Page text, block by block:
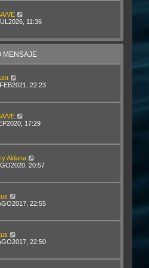
VE
11:36
MENSAJE
22:23
VE
17:29
Aldana
20:57
22:55
22:50